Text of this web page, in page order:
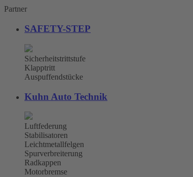
Partner
SAFETY-STEP
Sicherheitstrittstufe
Klapptritt
Auspuffendstücke
Kuhn Auto Technik
Luftfederung
Stabilisatoren
Leichtmetallfelgen
Spurverbreiterung
Radkappen
Motorbremse